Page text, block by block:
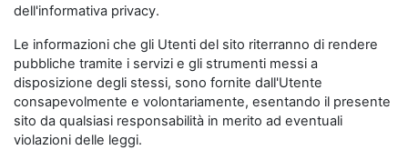
dell'informativa privacy.
Le informazioni che gli Utenti del sito riterranno di rendere
pubbliche tramite i servizi e gli strumenti messi a
disposizione degli stessi, sono fornite dall'Utente
consapevolmente e volontariamente, esentando il presente
sito da qualsiasi responsabilità in merito ad eventuali
violazioni delle leggi.